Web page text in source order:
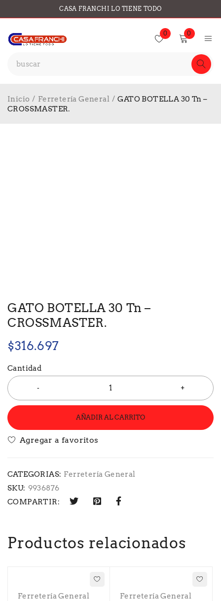
CASA FRANCHI LO TIENE TODO
0 0
Inicio / Ferretería General / GATO BOTELLA 30 Tn –
CROSSMASTER.
GATO BOTELLA 30 Tn –
CROSSMASTER.
$316.697
Cantidad
AÑADIR AL CARRITO
CATEGORIAS: Ferretería General
SKU: 9936876
COMPARTIR:
Productos relacionados
Ferretería General
Ferretería General